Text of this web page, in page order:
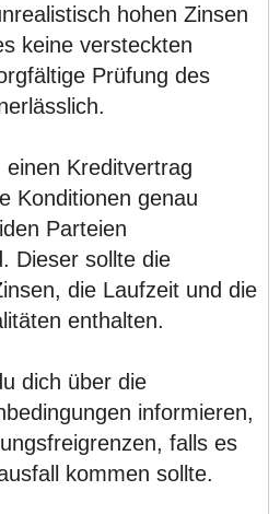
hohen Zinsen
keine versteckten
Prüfung des
Kreditvertrag
Konditionen genau
Parteien
Dieser sollte die
die Laufzeit und die
enthalten.
dich über die
informieren,
falls es
kommen sollte.